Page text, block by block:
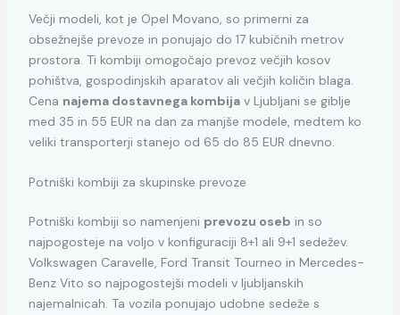
Večji modeli, kot je Opel Movano, so primerni za
obsežnejše prevoze in ponujajo do 17 kubičnih metrov
prostora. Ti kombiji omogočajo prevoz večjih kosov
pohištva, gospodinjskih aparatov ali večjih količin blaga.
Cena najema dostavnega kombijav Ljubljani se giblje
med 35 in 55 EUR na dan za manjše modele, medtem ko
veliki transporterji stanejo od 65 do 85 EUR dnevno.
Potniški kombiji za skupinske prevoze
Potniški kombiji so namenjeni prevozu oseb in so
najpogosteje na voljo v konfiguraciji 8+1 ali 9+1 sedežev.
Volkswagen Caravelle, Ford Transit Tourneo in Mercedes-
Benz Vito so najpogostejši modeli v ljubljanskih
najemalnicah. Ta vozila ponujajo udobne sedeže s